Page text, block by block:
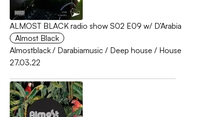
ALMOST BLACK radio show S02 E09 w/ D’Arabia
Almost Black
Almostblack / Darabiamusic / Deep house / House
27.03.22